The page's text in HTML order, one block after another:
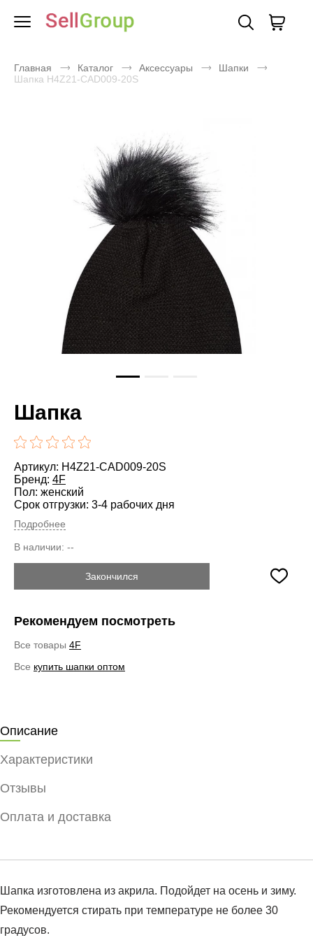
Главная Каталог Аксессуары
Шапки
Шапка H4Z21-CAD009-20S
Шапка
Артикул: H4Z21-CAD009-20S
Бренд: 4F
Пол: женский
Срок отгрузки: 3-4 рабочих дня
Подробнее
В наличии: --
Закончился
Рекомендуем посмотреть
Все товары 4F
Все купить шапки оптом
Описание
Характеристики
Отзывы
Оплата и доставка
Шапка изготовлена из акрила. Подойдет на осень и зиму.
Рекомендуется стирать при температуре не более 30
градусов.